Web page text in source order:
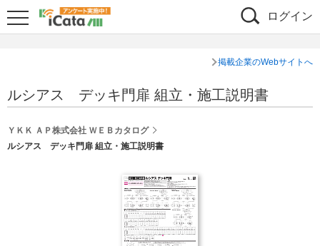
ログイン
掲載企業のWebサイトへ
ルシアス デッキ門扉 組立・施工説明書
ＹＫＫ ＡＰ株式会社 ＷＥＢカタログ
ルシアス デッキ門扉 組立・施工説明書